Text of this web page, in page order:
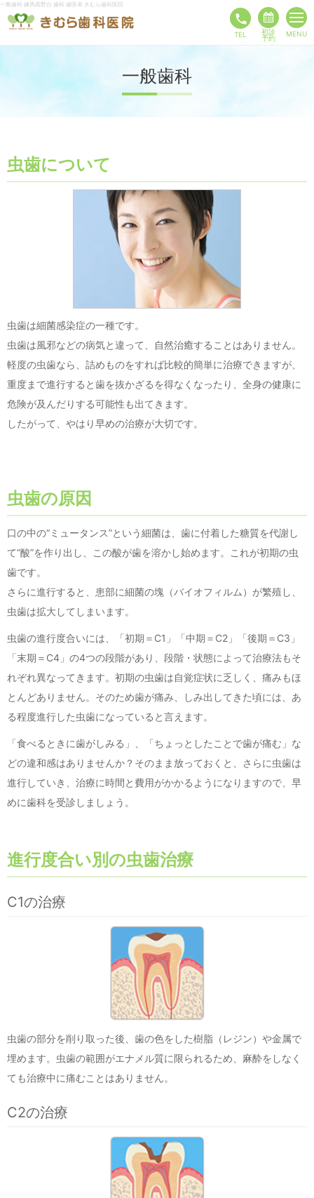
一般歯科 練馬高野台 歯科 歯医者 きむら歯科医院
phone
TEL
初診
予約
MENU
一般歯科
虫歯について
虫歯は細菌感染症の一種です。
虫歯は風邪などの病気と違って、自然治癒することはありません。
軽度の虫歯なら、詰めものをすれば比較的簡単に治療できますが、
重度まで進行すると歯を抜かざるを得なくなったり、全身の健康に
危険が及んだりする可能性も出てきます。
したがって、やはり早めの治療が大切です。
虫歯の原因
口の中の“ミュータンス”という細菌は、歯に付着した糖質を代謝し
て“酸”を作り出し、この酸が歯を溶かし始めます。これが初期の虫
歯です。
さらに進行すると、患部に細菌の塊（バイオフィルム）が繁殖し、
虫歯は拡大してしまいます。
虫歯の進行度合いには、「初期＝C1」「中期＝C2」「後期＝C3」
「末期＝C4」の4つの段階があり、段階・状態によって治療法もそ
れぞれ異なってきます。初期の虫歯は自覚症状に乏しく、痛みもほ
とんどありません。そのため歯が痛み、しみ出してきた頃には、あ
る程度進行した虫歯になっていると言えます。
「食べるときに歯がしみる」、「ちょっとしたことで歯が痛む」な
どの違和感はありませんか？そのまま放っておくと、さらに虫歯は
進行していき、治療に時間と費用がかかるようになりますので、早
めに歯科を受診しましょう。
進行度合い別の虫歯治療
C1の治療
虫歯の部分を削り取った後、歯の色をした樹脂（レジン）や金属で
埋めます。虫歯の範囲がエナメル質に限られるため、麻酔をしなく
ても治療中に痛むことはありません。
C2の治療